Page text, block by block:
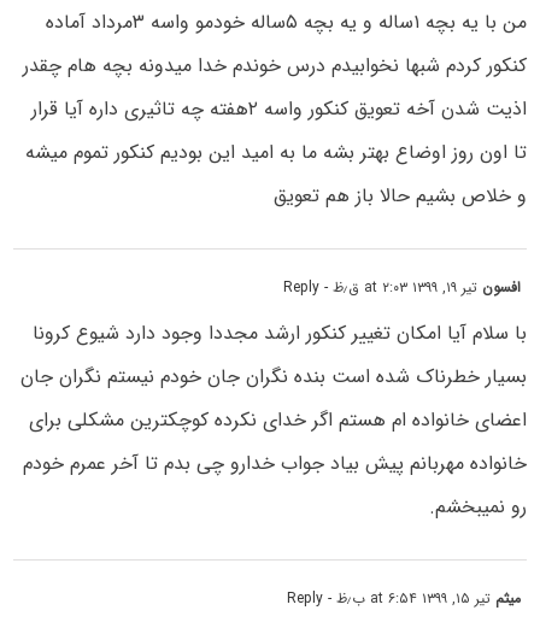
من با یه بچه ۱ساله و یه بچه ۵ساله خودمو واسه ۳مرداد آماده
کنکور کردم شبها نخوابیدم درس خوندم خدا میدونه بچه هام چقدر
اذیت شدن آخه تعویق کنکور واسه ۲هفته چه تاثیری داره آیا قرار
تا اون روز اوضاع بهتر بشه ما به امید این بودیم کنکور تموم میشه
و خلاص بشیم حالا باز هم تعویق
افسون تیر ۱۹, ۱۳۹۹ at ۲:۰۳ ق٫ظ - Reply
با سلام آیا امکان تغییر کنکور ارشد مجددا وجود دارد شیوع کرونا
بسیار خطرناک شده است بنده نگران جان خودم نیستم نگران جان
اعضای خانواده ام هستم اگر خدای نکرده کوچکترین مشکلی برای
خانواده مهربانم پیش بیاد جواب خدارو چی بدم تا آخر عمرم خودم
رو نمیبخشم.
میثم تیر ۱۵, ۱۳۹۹ at ۶:۵۴ ب٫ظ - Reply